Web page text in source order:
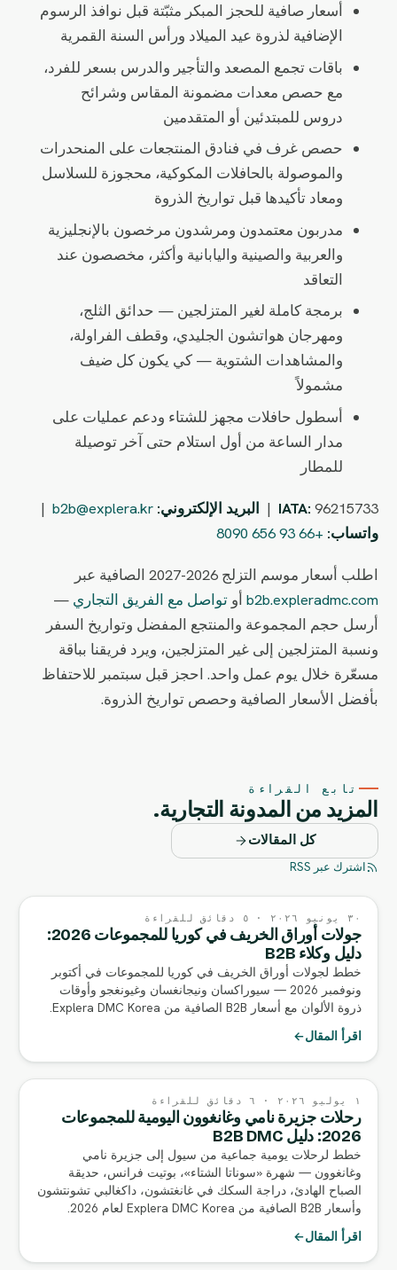
أسعار صافية للحجز المبكر مثبّتة قبل نوافذ الرسوم
الإضافية لذروة عيد الميلاد ورأس السنة القمرية
باقات تجمع المصعد والتأجير والدرس بسعر للفرد،
مع حصص معدات مضمونة المقاس وشرائح
دروس للمبتدئين أو المتقدمين
حصص غرف في فنادق المنتجعات على المنحدرات
والموصولة بالحافلات المكوكية، محجوزة للسلاسل
ومعاد تأكيدها قبل تواريخ الذروة
مدربون معتمدون ومرشدون مرخصون بالإنجليزية
والعربية والصينية واليابانية وأكثر، مخصصون عند
التعاقد
برمجة كاملة لغير المتزلجين — حدائق الثلج،
ومهرجان هواتشون الجليدي، وقطف الفراولة،
والمشاهدات الشتوية — كي يكون كل ضيف
مشمولاً
أسطول حافلات مجهز للشتاء ودعم عمليات على
مدار الساعة من أول استلام حتى آخر توصيلة
للمطار
IATA: 96215733 | البريد الإلكتروني: b2b@explera.kr
|
واتساب: +66 93 656 8090
اطلب أسعار موسم التزلج 2026-2027 الصافية عبر
b2b.expleradmc.com أوتواصل مع الفريق التجاري —
أرسل حجم المجموعة والمنتجع المفضل وتواريخ السفر
ونسبة المتزلجين إلى غير المتزلجين، ويرد فريقنا بباقة
مسعّرة خلال يوم عمل واحد. احجز قبل سبتمبر للاحتفاظ
بأفضل الأسعار الصافية وحصص تواريخ الذروة.
تابع القراءة
المزيد من المدونة التجارية.
كل المقالات
اشترك عبر RSS
٣٠ يونيو ٢٠٢٦ · ٥ دقائق للقراءة
جولات أوراق الخريف في كوريا للمجموعات 2026:
دليل وكلاء B2B
خطط لجولات أوراق الخريف في كوريا للمجموعات في أكتوبر
ونوفمبر 2026 — سيوراكسان ونيجانغسان وغيونغجو وأوقات
ذروة الألوان مع أسعار B2B الصافية من Explera DMC Korea.
اقرأ المقال←
١ يوليو ٢٠٢٦ · ٦ دقائق للقراءة
رحلات جزيرة نامي وغانغوون اليومية للمجموعات
2026: دليل B2B DMC
خطط لرحلات يومية جماعية من سيول إلى جزيرة نامي
وغانغوون — شهرة «سوناتا الشتاء»، بوتيت فرانس، حديقة
الصباح الهادئ، دراجة السكك في غانغتشون، داكغالبي تشونتشون
وأسعار B2B الصافية من Explera DMC Korea لعام 2026.
اقرأ المقال←